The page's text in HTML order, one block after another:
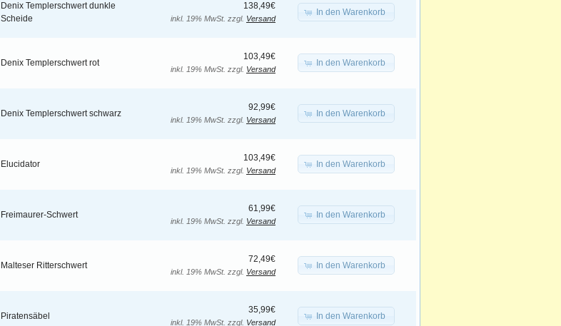
Denix Templerschwert dunkle
Scheide
138,49€
inkl. 19% MwSt. zzgl. Versand
In den Warenkorb
Denix Templerschwert rot
103,49€
inkl. 19% MwSt. zzgl. Versand
In den Warenkorb
Denix Templerschwert schwarz
92,99€
inkl. 19% MwSt. zzgl. Versand
In den Warenkorb
Elucidator
103,49€
inkl. 19% MwSt. zzgl. Versand
In den Warenkorb
Freimaurer-Schwert
61,99€
inkl. 19% MwSt. zzgl. Versand
In den Warenkorb
Malteser Ritterschwert
72,49€
inkl. 19% MwSt. zzgl. Versand
In den Warenkorb
Piratensäbel
35,99€
inkl. 19% MwSt. zzgl. Versand
In den Warenkorb